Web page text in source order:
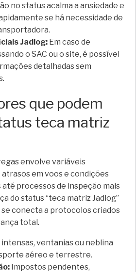
no status acalma a ansiedade e
se há necessidade de
Jadlog: Em caso de
o SAC ou o site, é possível
detalhadas sem
que podem
teca matriz
envolve variáveis
atrasos em voos e condições
processos de inspeção mais
do status “teca matriz Jadlog”
se conecta a protocolos criados
total.
intensas, ventanias ou neblina
aéreo e terrestre.
Impostos pendentes,